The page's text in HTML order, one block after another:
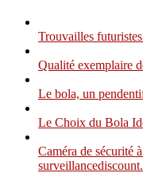
Trouvailles
Qualité exemplaire
Le bola, un
Le Choix du Bola
Caméra de sécurité